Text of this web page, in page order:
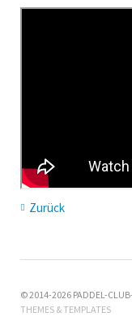
Zurück
© 2014-2026 PADDEL-
THEMES & TEMPLATES